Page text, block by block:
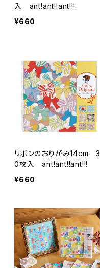
入 ant!ant!!ant!!!
¥660
リボンのおりがみ14cm 3
0枚入 ant!ant!!ant!!!
¥660